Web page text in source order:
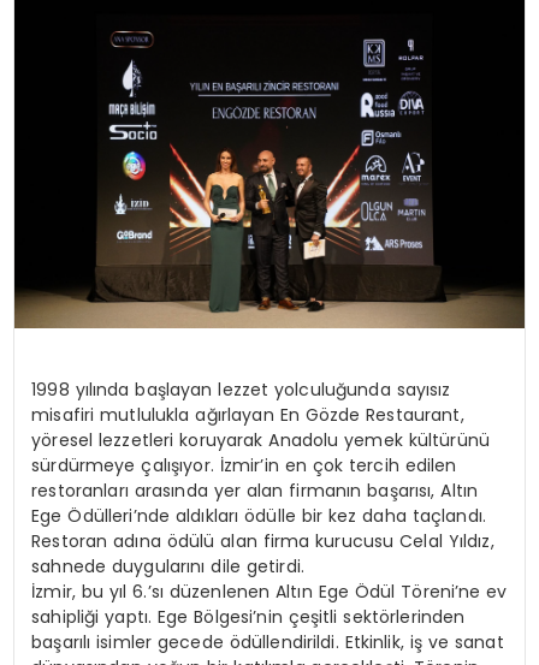
1998 yılında başlayan lezzet yolculuğunda sayısız
misafiri mutlulukla ağırlayan En Gözde Restaurant,
yöresel lezzetleri koruyarak Anadolu yemek kültürünü
sürdürmeye çalışıyor. İzmir’in en çok tercih edilen
restoranları arasında yer alan firmanın başarısı, Altın
Ege Ödülleri’nde aldıkları ödülle bir kez daha taçlandı.
Restoran adına ödülü alan firma kurucusu Celal Yıldız,
sahnede duygularını dile getirdi.
İzmir, bu yıl 6.’sı düzenlenen Altın Ege Ödül Töreni’ne ev
sahipliği yaptı. Ege Bölgesi’nin çeşitli sektörlerinden
başarılı isimler gecede ödüllendirildi. Etkinlik, iş ve sanat